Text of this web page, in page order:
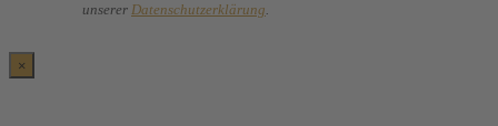
unserer Datenschutzerklärung.
×